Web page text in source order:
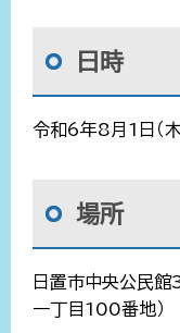
日時
令和6年8月1日（
場所
日置市中央公民館
一丁目100番地）